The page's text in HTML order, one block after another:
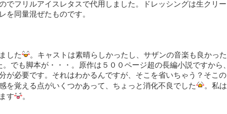
でフリルアイスレタスで代用しました。ドレッシングは生クリー
を同量混ぜたものです。
した
。キャストは素晴らしかったし、サザンの音楽も良かった
でも脚本が・・・。原作は５００ページ超の長編小説ですから、
が必要です。それはわかるんですが、そこを省いちゃう？そこの
を覚える点がいくつかあって、ちょっと消化不良でした
。私は
す
。